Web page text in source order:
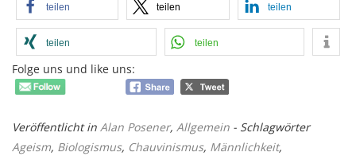
teilen teilen teilen
teilen teilen
Folge uns und like uns:
Veröffentlicht in Alan Posener, Allgemein - Schlagwörter
Ageism, Biologismus, Chauvinismus, Männlichkeit,